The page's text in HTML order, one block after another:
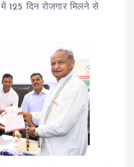
में 125 दिन रोजगार मिलने से